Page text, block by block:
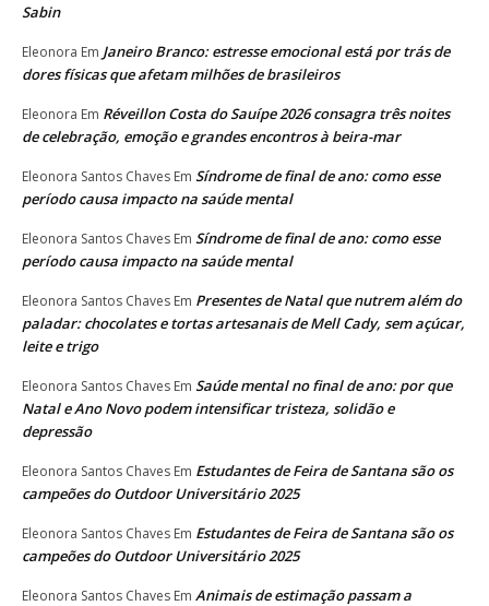
Sabin
Eleonora Em Janeiro Branco: estresse emocional está por trás de
dores físicas que afetam milhões de brasileiros
Eleonora Em Réveillon Costa do Sauípe 2026 consagra três noites
de celebração, emoção e grandes encontros à beira-mar
Eleonora Santos Chaves Em Síndrome de final de ano: como esse
período causa impacto na saúde mental
Eleonora Santos Chaves Em Síndrome de final de ano: como esse
período causa impacto na saúde mental
Eleonora Santos Chaves Em Presentes de Natal que nutrem além do
paladar: chocolates e tortas artesanais de Mell Cady, sem açúcar,
leite e trigo
Eleonora Santos Chaves Em Saúde mental no final de ano: por que
Natal e Ano Novo podem intensificar tristeza, solidão e
depressão
Eleonora Santos Chaves Em Estudantes de Feira de Santana são os
campeões do Outdoor Universitário 2025
Eleonora Santos Chaves Em Estudantes de Feira de Santana são os
campeões do Outdoor Universitário 2025
Eleonora Santos Chaves Em Animais de estimação passam a